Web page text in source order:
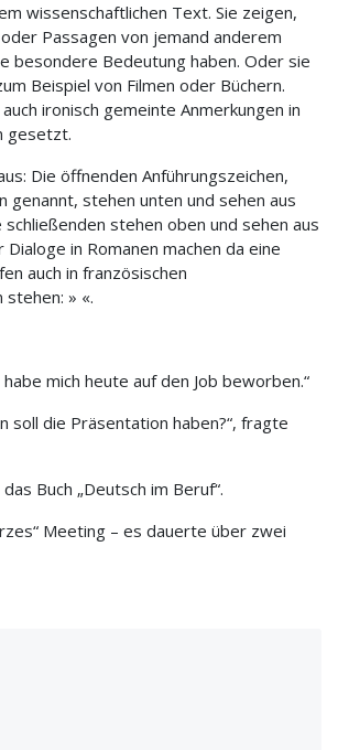
wissenschaftlichen Text. Sie zeigen,
Passagen von jemand anderem
besondere Bedeutung haben. Oder sie
Beispiel von Filmen oder Büchern.
ironisch gemeinte Anmerkungen in
gesetzt.
Die öffnenden Anführungszeichen,
genannt, stehen unten und sehen aus
schließenden stehen oben und sehen aus
Dialoge in Romanen machen da eine
auch in französischen
stehen: » «.
mich heute auf den Job beworben.“
soll die Präsentation haben?“, fragte
Buch „Deutsch im Beruf“.
Meeting – es dauerte über zwei